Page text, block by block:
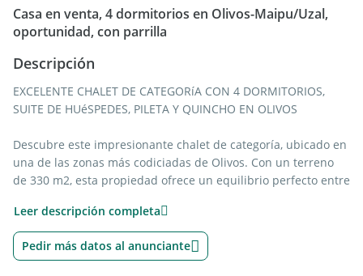
Casa en venta, 4 dormitorios en Olivos-Maipu/Uzal,
oportunidad, con parrilla
Descripción
EXCELENTE CHALET DE CATEGORíA CON 4 DORMITORIOS,
SUITE DE HUéSPEDES, PILETA Y QUINCHO EN OLIVOS
Descubre este impresionante chalet de categoría, ubicado en
una de las zonas más codiciadas de Olivos. Con un terreno
de 330 m2, esta propiedad ofrece un equilibrio perfecto entre
Desarrollado en dos plantas, el chalet ofrece en la planta baja
un amplio living-comedor ideal para reuniones, una cocina
Leer descripción completa
Pedir más datos al anunciante